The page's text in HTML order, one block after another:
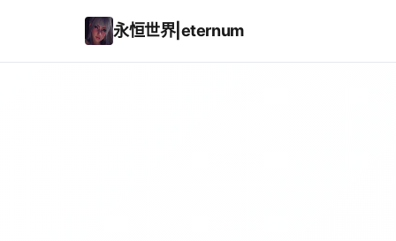
永恒世界|eternum